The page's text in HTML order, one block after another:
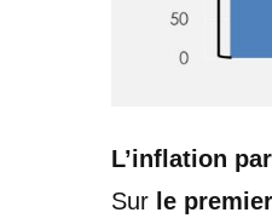
L’inflation
Sur le